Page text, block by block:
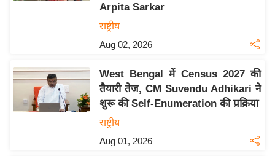
म
Arpita Sarkar
राष्ट्रीय
Aug 02, 2026
West Bengal में Census 2027 की
तैयारी तेज, CM Suvendu Adhikari ने
शुरू की Self-Enumeration की प्रक्रिया
राष्ट्रीय
Aug 01, 2026